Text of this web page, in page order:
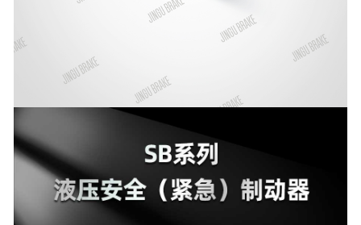
广东防爆型电力液压鼓式制动器
广东电力液压臂盘式制动器
- 广东气动直动制动器